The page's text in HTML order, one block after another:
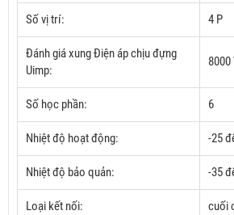
Số vị trí: 4 P
Đánh giá xung Điện áp chịu đựng
Uimp:
8000
Số học phần: 6
Nhiệt độ hoạt động: -25
Nhiệt độ bảo quản: -35
Loại kết nối: cuối